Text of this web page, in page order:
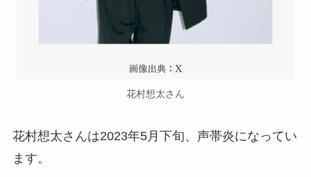
花村想太さん
花村想太さんは2023年5月下旬、声帯炎になってい
ます。